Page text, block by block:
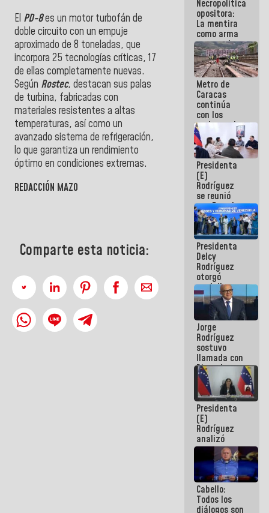
El PD-8es un motor turbofán de
doble circuito con un empuje
aproximado de 8 toneladas, que
incorpora 25 tecnologías críticas, 17
de ellas completamente nuevas.
Según Rostec, destacan sus palas
de turbina, fabricadas con
materiales resistentes a altas
temperaturas, así como un
avanzado sistema de refrigeración,
lo que garantiza un rendimiento
óptimo en condiciones extremas.
REDACCIÓN MAZO
Comparte esta noticia:
en La Guaira
Necropolítica
opositora:
La mentira
como arma
contra el
Pueblo
Metro de
Caracas
continúa
con los
trabajos de
mantenimiento
e inspección
en la Línea 2
Presidenta
(E)
Rodríguez
se reunió
con Estado
Mayor
Eléctrico
para
abordar
planes de
acción
Presidenta
Delcy
Rodríguez
otorgó
medalla
"Héroe de
Venezuela"
a servidores
públicos
Jorge
Rodríguez
sostuvo
llamada con
Dinorah
Figuera y
acuerdan
primer
encuentro
presencial
para el
diálogo
Presidenta
(E)
Rodríguez
analizó
junto a
gobernadores
planes de
recuperación
del Sistema
Eléctrico
Cabello:
Todos los
diálogos son